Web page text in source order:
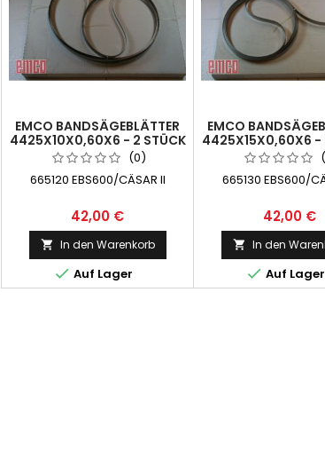
EMCO BANDSÄGEBLÄTTER
4425X10X0,60X6 - 2 STÜCK
- 1 PAAR (0)
665120 EBS600/CÄSAR II
42,00 €
 In den Warenkorb
 Auf Lager
EMCO
4425X15X0,60X6 -
- 1 PAAR
665130 EBS600/
42,00 €
 In den
 Auf Lager